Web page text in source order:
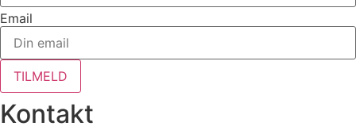
Email
TILMELD
Kontakt